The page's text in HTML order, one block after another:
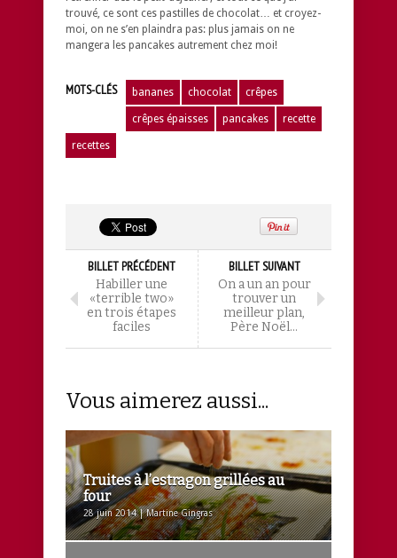
trouvé, ce sont ces pastilles de chocolat… et croyez-
moi, on ne s’en plaindra pas: plus jamais on ne
mangera les pancakes autrement chez moi!
MOTS-CLÉS bananes chocolat crêpes
crêpes épaisses pancakes recette
recettes
BILLET PRÉCÉDENT
Habiller une
«terrible two»
en trois étapes
faciles
BILLET SUIVANT
On a un an pour
trouver un
meilleur plan,
Père Noël…
Vous aimerez aussi...
Truites à l’estragon grillées au
four
28 juin 2014 | Martine Gingras